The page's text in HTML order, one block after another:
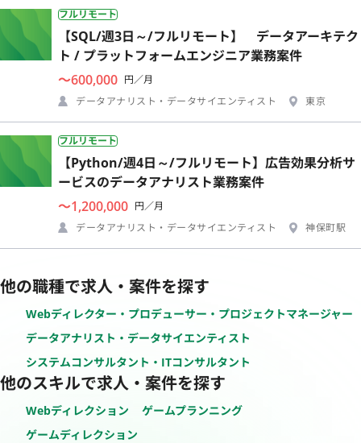
フルリモート
【SQL/週3日～/フルリモート】 データアーキテク
ト / プラットフォームエンジニア業務案件
〜600,000 円／月
データアナリスト・データサイエンティスト
東京
フルリモート
【Python/週4日～/フルリモート】広告効果分析サ
ービスのデータアナリスト業務案件
〜1,200,000 円／月
データアナリスト・データサイエンティスト
神保町駅
他の職種で求人・案件を探す
Webディレクター・プロデューサー・プロジェクトマネージャー
データアナリスト・データサイエンティスト
システムコンサルタント・ITコンサルタント
他のスキルで求人・案件を探す
Webディレクション
ゲームプランニング
ゲームディレクション